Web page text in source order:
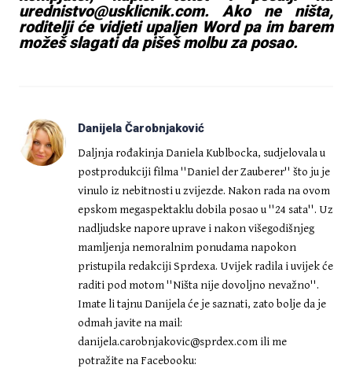
urednistvo@usklicnik.com. Ako ne ništa,
roditelji će vidjeti upaljen Word pa im barem
možeš slagati da pišeš molbu za posao.
Danijela Čarobnjaković
Daljnja rođakinja Daniela Kublbocka, sudjelovala u
postprodukciji filma ''Daniel der Zauberer'' što ju je
vinulo iz nebitnosti u zvijezde. Nakon rada na ovom
epskom megaspektaklu dobila posao u ''24 sata''. Uz
nadljudske napore uprave i nakon višegodišnjeg
mamljenja nemoralnim ponudama napokon
pristupila redakciji Sprdexa. Uvijek radila i uvijek će
raditi pod motom ''Ništa nije dovoljno nevažno''.
Imate li tajnu Danijela će je saznati, zato bolje da je
odmah javite na mail:
danijela.carobnjakovic@sprdex.com ili me
potražite na Facebooku: